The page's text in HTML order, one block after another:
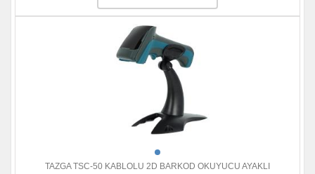
TAZGA TSC-50 KABLOLU 2D BARKOD OKUYUCU AYAKLI